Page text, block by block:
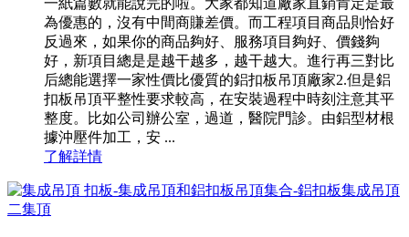
為優惠的，沒有中間商賺差價。而工程項目商品則恰好
反過來，如果你的商品夠好、服務項目夠好、價錢夠
好，新項目總是是越干越多，越干越大。進行再三對比
后總能選擇一家性價比優質的鋁扣板吊頂廠家2.但是鋁
扣板吊頂平整性要求較高，在安裝過程中時刻注意其平
整度。比如公司辦公室，過道，醫院門診。由鋁型材根
據沖壓件加工，安 ...
了解詳情